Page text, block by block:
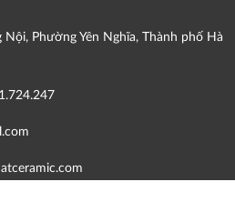
Phường Yên Nghĩa, Thành phố Hà